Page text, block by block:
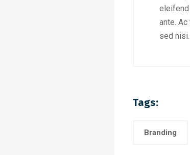
eleifend
ante.
sed nisi.
Tags:
Branding